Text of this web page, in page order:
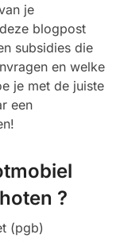
je
blogpost
subsidies die
en welke
je met de juiste
een
?
(pgb)